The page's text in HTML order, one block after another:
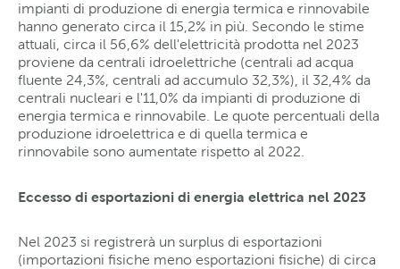
impianti di produzione di energia termica e rinnovabile
hanno generato circa il 15,2% in più. Secondo le stime
attuali, circa il 56,6% dell'elettricità prodotta nel 2023
proviene da centrali idroelettriche (centrali ad acqua
fluente 24,3%, centrali ad accumulo 32,3%), il 32,4% da
centrali nucleari e l'11,0% da impianti di produzione di
energia termica e rinnovabile. Le quote percentuali della
produzione idroelettrica e di quella termica e
rinnovabile sono aumentate rispetto al 2022.
Eccesso di esportazioni di energia elettrica nel 2023
Nel 2023 si registrerà un surplus di esportazioni
(importazioni fisiche meno esportazioni fisiche) di circa